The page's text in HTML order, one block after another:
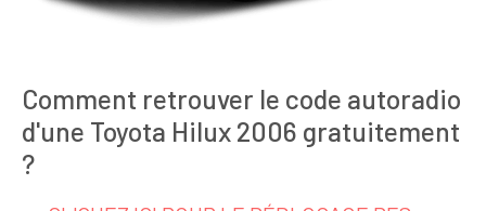
Comment retrouver le code autoradio
d'une Toyota Hilux 2006 gratuitement
?